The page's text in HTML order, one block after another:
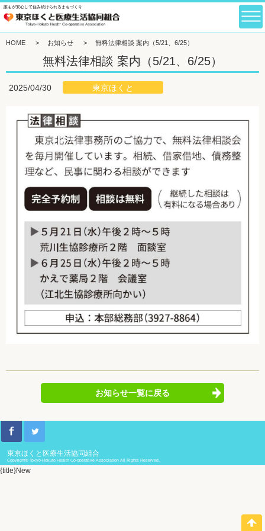
誰もが安心して住み続けられるまちづくり
HOME > お知らせ > 無料法律相談 案内（5/21、6/25）
無料法律相談 案内（5/21、6/25）
2025/04/30 東京ほくと
お知らせ一覧に戻る
東京ほくと医療生活協同組合
Copyright© Tokyo-Hokuto Health Co-operative Association All Rights Reserved.
{title}New